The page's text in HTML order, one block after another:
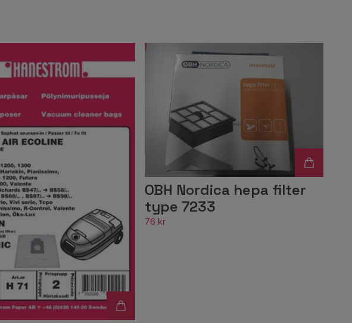
OBH Nordica hepa filter
type 7233
76 kr